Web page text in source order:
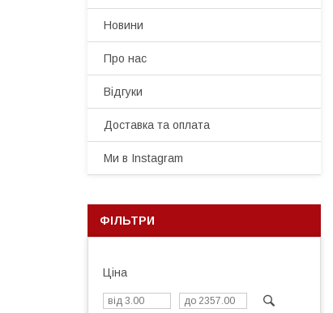
Новини
Про нас
Відгуки
Доставка та оплата
Ми в Instagram
ФІЛЬТРИ
Ціна